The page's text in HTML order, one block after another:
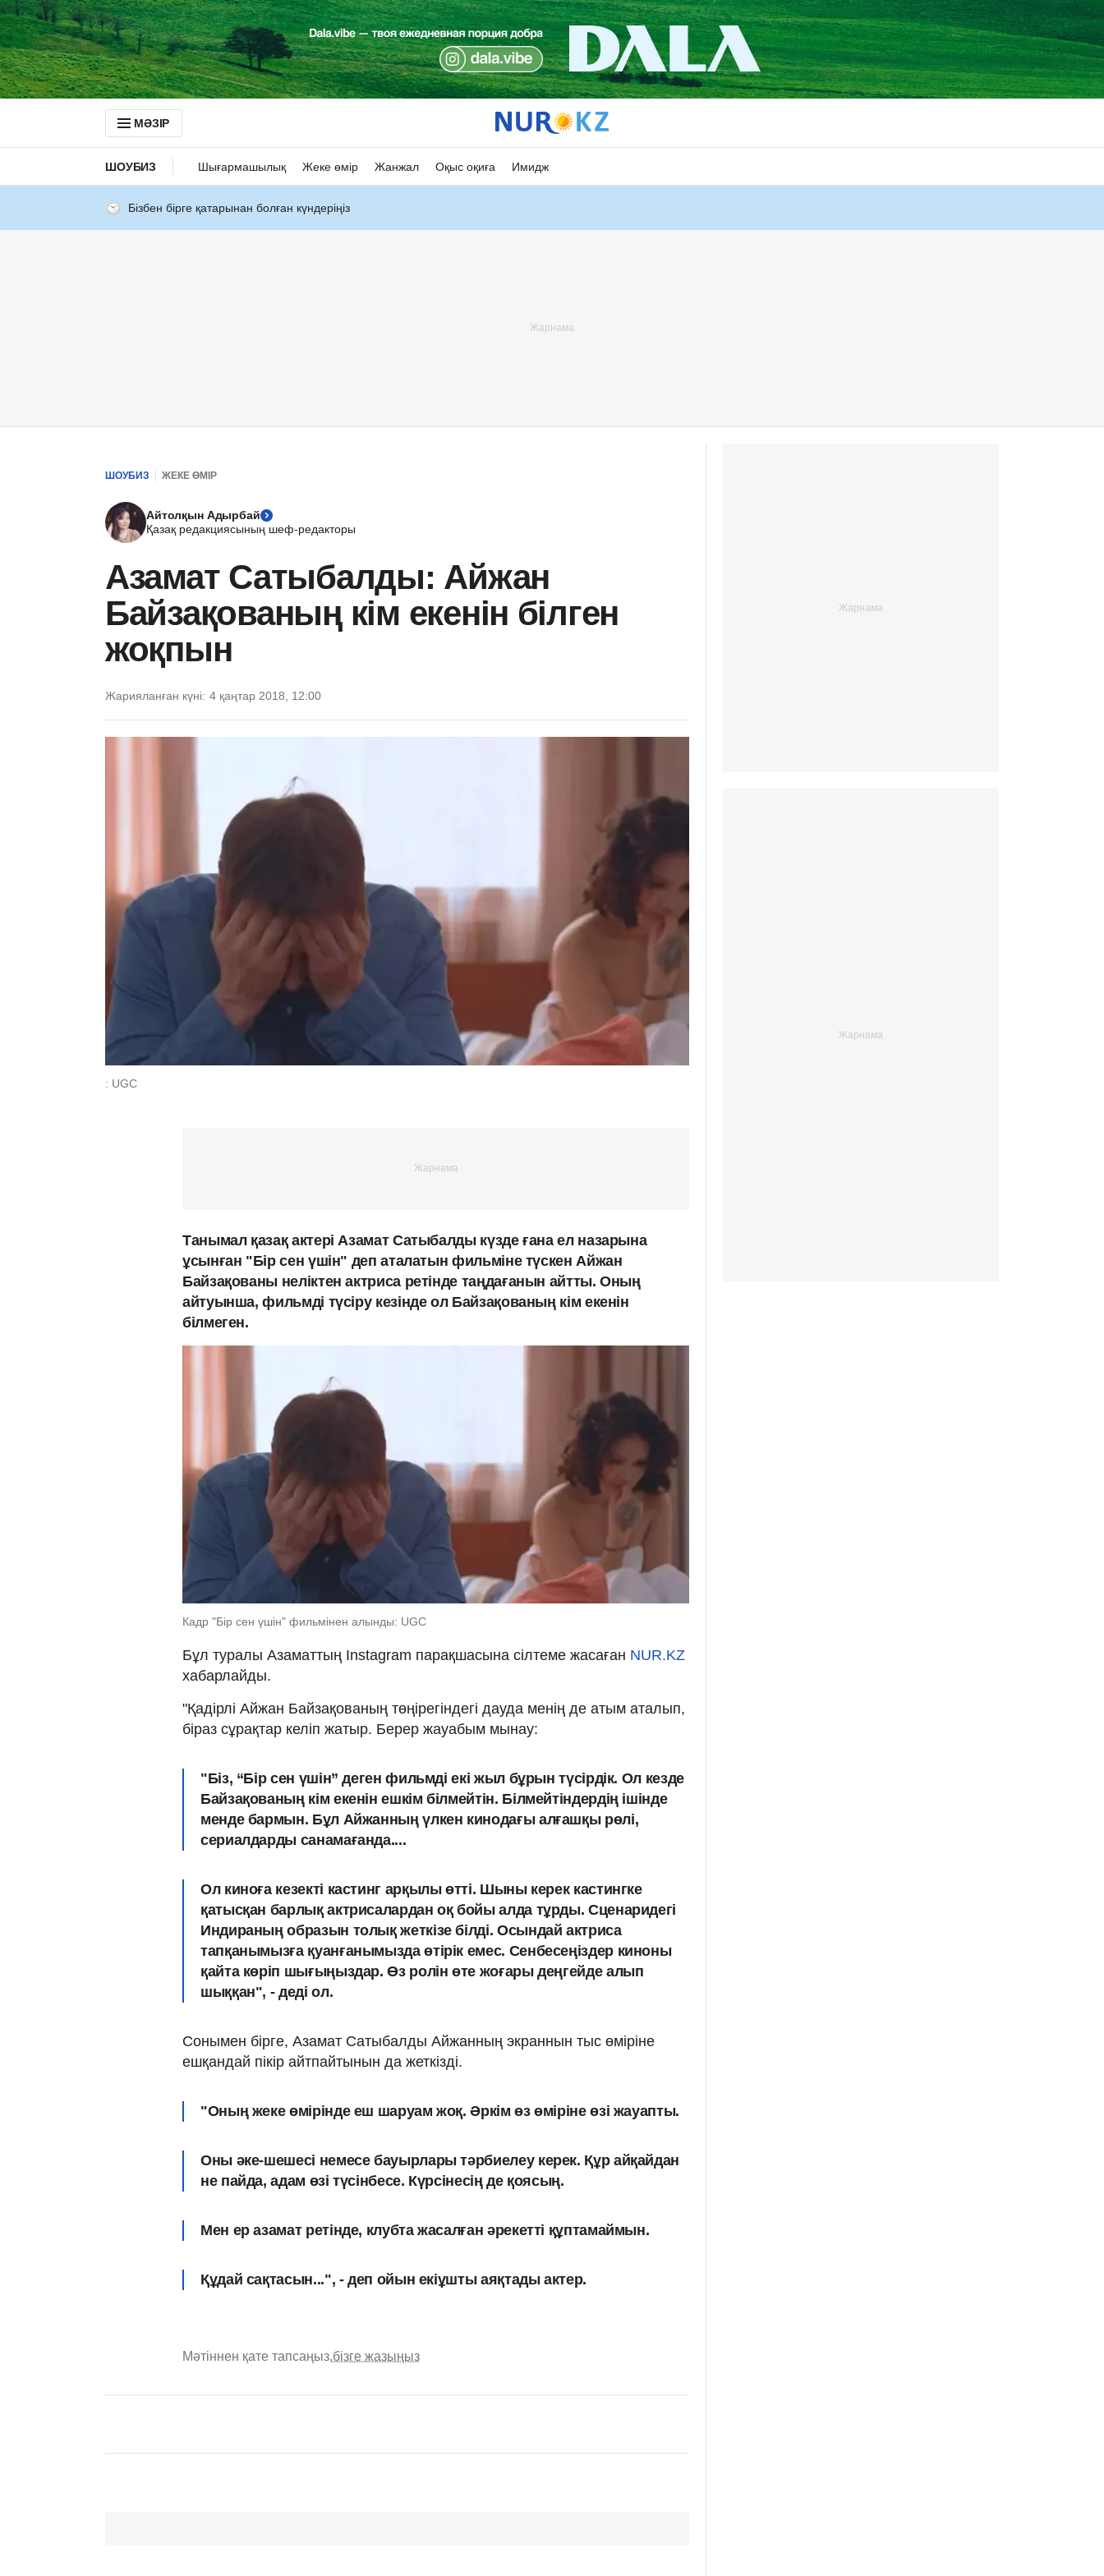
МӘЗІР
ШОУБИЗ Шығармашылық Жеке өмір Жанжал Оқыс оқиға Имидж
Бізбен бірге қатарынан болған күндеріңіз
ШОУБИЗ ЖЕКЕ ӨМІР
Айтолқын Адырбай
Қазақ редакциясының шеф-редакторы
Азамат Сатыбалды: Айжан
Байзақованың кім екенін білген
жоқпын
Жарияланған күні: 4 қаңтар 2018, 12:00
: UGC
Танымал қазақ актері Азамат Сатыбалды күзде ғана ел назарына
ұсынған "Бір сен үшін" деп аталатын фильміне түскен Айжан
Байзақованы неліктен актриса ретінде таңдағанын айтты. Оның
айтуынша, фильмді түсіру кезінде ол Байзақованың кім екенін
білмеген.
Кадр "Бір сен үшін" фильмінен алынды: UGC
Бұл туралы Азаматтың Instagram парақшасына сілтеме жасаған NUR.KZ
хабарлайды.
"Қадірлі Айжан Байзақованың төңірегіндегі дауда менің де атым аталып,
біраз сұрақтар келіп жатыр. Берер жауабым мынау:
"Біз, “Бір сен үшін” деген фильмді екі жыл бұрын түсірдік. Ол кезде
Байзақованың кім екенін ешкім білмейтін. Білмейтіндердің ішінде
менде бармын. Бұл Айжанның үлкен кинодағы алғашқы рөлі,
сериалдарды санамағанда....
Ол киноға кезекті кастинг арқылы өтті. Шыны керек кастингке
қатысқан барлық актрисалардан оқ бойы алда тұрды. Сценаридегі
Индираның образын толық жеткізе білді. Осындай актриса
тапқанымызға қуанғанымызда өтірік емес. Сенбесеңіздер киноны
қайта көріп шығыңыздар. Өз ролін өте жоғары деңгейде алып
шыққан", - деді ол.
Сонымен бірге, Азамат Сатыбалды Айжанның экраннын тыс өміріне
ешқандай пікір айтпайтынын да жеткізді.
"Оның жеке өмірінде еш шаруам жоқ. Әркім өз өміріне өзі жауапты.
Оны әке-шешесі немесе бауырлары тәрбиелеу керек. Құр айқайдан
не пайда, адам өзі түсінбесе. Күрсінесің де қоясың.
Мен ер азамат ретінде, клубта жасалған әрекетті құптамаймын.
Құдай сақтасын...", - деп ойын екіұшты аяқтады актер.
Мәтіннен қате тапсаңыз,бізге жазыңыз